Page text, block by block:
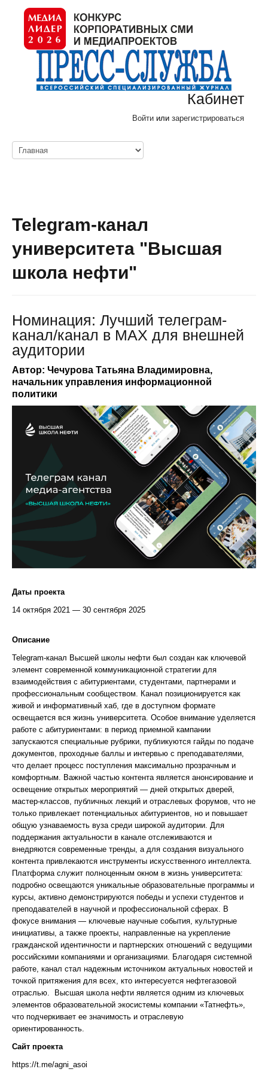
Кабинет
Войти или зарегистрироваться
Telegram-канал
университета "Высшая
школа нефти"
Номинация: Лучший телеграм-
канал/канал в МАХ для внешней
аудитории
Автор: Чечурова Татьяна Владимировна,
начальник управления информационной
политики
Даты проекта
14 октября 2021 — 30 сентября 2025
Описание
Telegram-канал Высшей школы нефти был создан как ключевой
элемент современной коммуникационной стратегии для
взаимодействия с абитуриентами, студентами, партнерами и
профессиональным сообществом. Канал позиционируется как
живой и информативный хаб, где в доступном формате
освещается вся жизнь университета. Особое внимание уделяется
работе с абитуриентами: в период приемной кампании
запускаются специальные рубрики, публикуются гайды по подаче
документов, проходные баллы и интервью с преподавателями,
что делает процесс поступления максимально прозрачным и
комфортным. Важной частью контента является анонсирование и
освещение открытых мероприятий — дней открытых дверей,
мастер-классов, публичных лекций и отраслевых форумов, что не
только привлекает потенциальных абитуриентов, но и повышает
общую узнаваемость вуза среди широкой аудитории. Для
поддержания актуальности в канале отслеживаются и
внедряются современные тренды, а для создания визуального
контента привлекаются инструменты искусственного интеллекта.
Платформа служит полноценным окном в жизнь университета:
подробно освещаются уникальные образовательные программы и
курсы, активно демонстрируются победы и успехи студентов и
преподавателей в научной и профессиональной сферах. В
фокусе внимания — ключевые научные события, культурные
инициативы, а также проекты, направленные на укрепление
гражданской идентичности и партнерских отношений с ведущими
российскими компаниями и организациями. Благодаря системной
работе, канал стал надежным источником актуальных новостей и
точкой притяжения для всех, кто интересуется нефтегазовой
отраслью. Высшая школа нефти является одним из ключевых
элементов образовательной экосистемы компании «Татнефть»,
что подчеркивает ее значимость и отраслевую
ориентированность.
Сайт проекта
https://t.me/agni_asoi